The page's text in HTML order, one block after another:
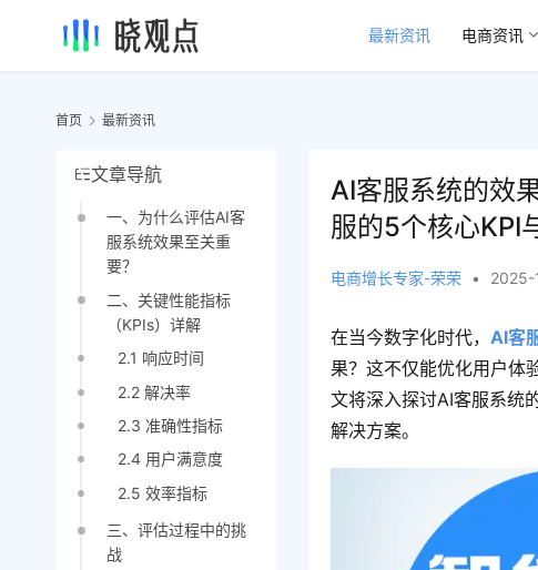
最新资讯 电商资讯
首页 最新资讯
文章导航
一、为什么评估AI客
服系统效果至关重
要？
二、关键性能指标
（KPIs）详解
2.1 响应时间
2.2 解决率
2.3 准确性指标
2.4 用户满意度
2.5 效率指标
三、评估过程中的挑
战
AI客服系统的效
服的5个核心KPI
电商增长专家-荣荣 • 2025-
在当今数字化时代，AI客
果？这不仅能优化用户体
文将深入探讨AI客服系统
解决方案。